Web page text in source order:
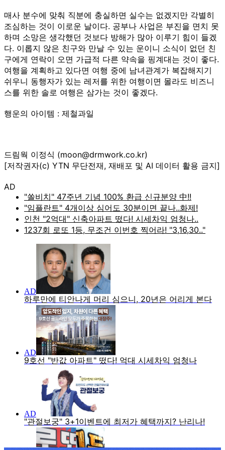
매사 분수에 맞춰 직분에 충실하면 실수는 없겠지만 각별히
조심하는 것이 이로운 날이다. 공부나 사업은 부진을 면치 못
하며 소망은 생각했던 것보다 방해가 많아 이루기 힘이 들겠
다. 이롭지 않은 친구와 만날 수 있는 운이니 소식이 없던 친
구에게 연락이 오면 가급적 다른 약속을 핑계대는 것이 좋다.
여행을 계획하고 있다면 여행 중에 남녀관계가 복잡해지기
쉬우니 동행자가 있는 레저를 위한 여행이면 몰라도 비즈니
스를 위한 솔로 여행은 삼가는 것이 좋겠다.
행운의 아이템 : 제철과일
드림웍 이정식 (moon@drmwork.co.kr)
[저작권자(c) YTN 무단전재, 재배포 및 AI 데이터 활용 금지]
AD